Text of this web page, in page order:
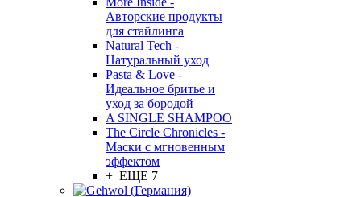
Авторские продукты
для стайлинга
Natural Tech -
Натуральный уход
Pasta & Love -
Идеальное бритье и
уход за бородой
A SINGLE SHAMPOO
The Circle Chronicles -
Маски с мгновенным
эффектом
+ ЕЩЕ 7